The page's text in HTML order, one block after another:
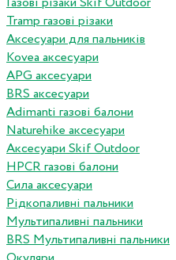
Tramp газові різаки
Аксесуари для пальників
Kovea аксесуари
APG аксесуари
BRS аксесуари
Adimanti газові балони
Naturehike аксесуари
Аксесуари Skif Outdoor
HPCR газові балони
Сила аксесуари
Рідкопаливні пальники
Мультипаливні пальники
BRS Мультипаливні пальники